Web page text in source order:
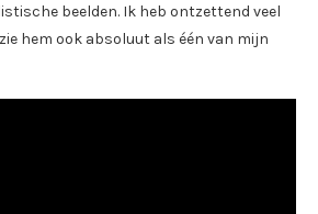
beelden. Ik heb ontzettend veel
hem ook absoluut als één van mijn